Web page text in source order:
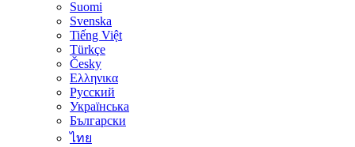
Suomi
Svenska
Tiếng Việt
Türkçe
Česky
Ελληνικα
Русский
Українська
Български
ไทย